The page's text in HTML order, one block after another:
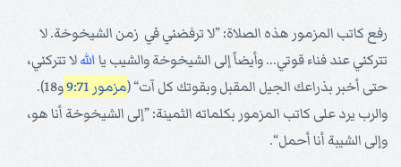
رفع كاتب المزمور هذه الصلاة: ”لا ترفضني في زمن الشيخوخة. لا
تتركني عند فناء قوتي... وأيضاً إلى الشيخوخة والشيب يااللهلا تتركني،
حتى أخبر بذراعك الجيل المقبل وبقوتك كل آت“ (مزمور 9:71
و18).
والرب يرد على كاتب المزمور بكلماته الثمينة: ”إلى الشيخوخة أنا هو،
وإلى الشيبة أنا أحمل“.